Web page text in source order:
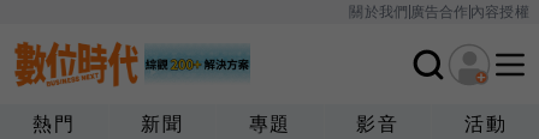
關於我們廣告合作內容授權
熱門 新聞 專題 影音 活動